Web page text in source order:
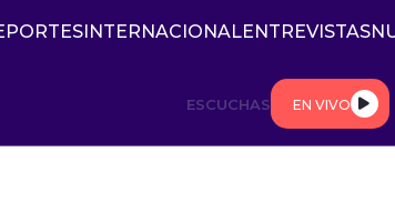
INTERNACIONALENTREVISTAS
ESCUCHAS EN VIVO